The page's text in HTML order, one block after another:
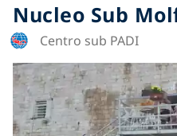
Nucleo Sub
Centro sub PADI